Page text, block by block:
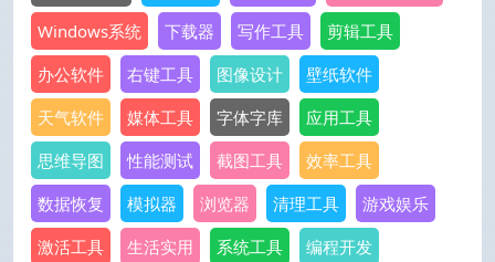
Windows系统
下载器 写作工具
剪辑工具
办公软件
右键工具 图像设计
壁纸软件
天气软件
媒体工具 字体字库
应用工具
思维导图
性能测试 截图工具
效率工具
数据恢复
模拟器 浏览器 清理工具
游戏娱乐
激活工具
生活实用 系统工具
编程开发